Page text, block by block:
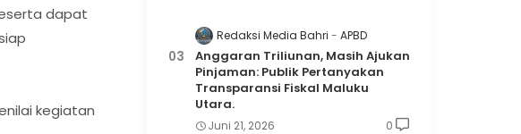
dapat
kegiatan
Redaksi Media Bahri APBD
Anggaran Triliunan, Masih Ajukan
Pinjaman: Publik Pertanyakan
Transparansi Fiskal Maluku
Utara.
Juni 21, 2026 0